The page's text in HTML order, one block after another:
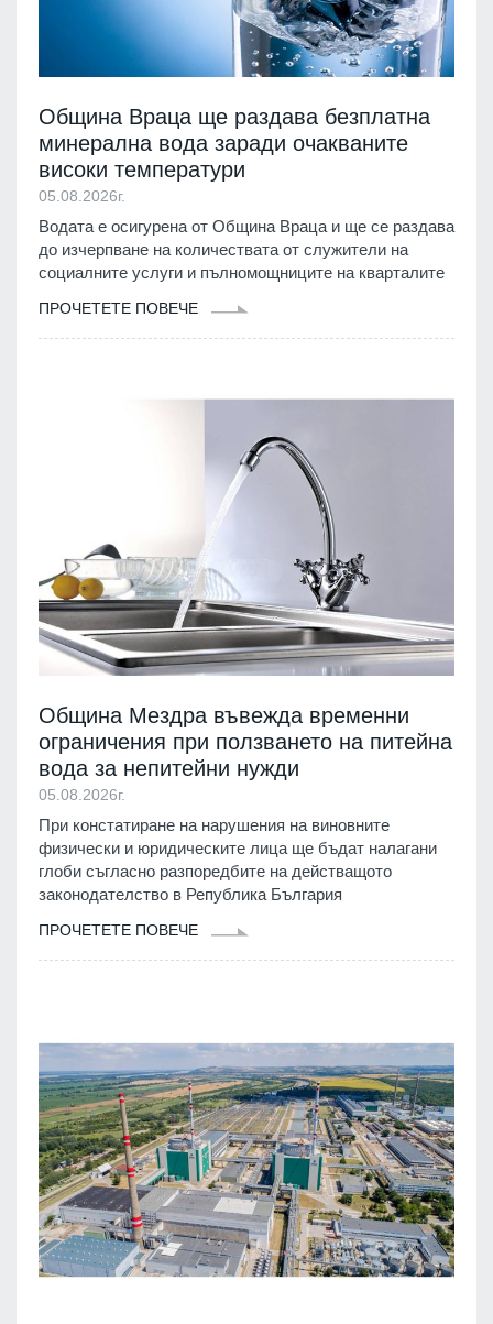
Община Враца ще раздава безплатна
минерална вода заради очакваните
високи температури
05.08.2026г.
Водата е осигурена от Община Враца и ще се раздава
до изчерпване на количествата от служители на
социалните услуги и пълномощниците на кварталите
ПРОЧЕТЕТЕ ПОВЕЧЕ
Община Мездра въвежда временни
ограничения при ползването на питейна
вода за непитейни нужди
05.08.2026г.
При констатиране на нарушения на виновните
физически и юридическите лица ще бъдат налагани
глоби съгласно разпоредбите на действащото
законодателство в Република България
ПРОЧЕТЕТЕ ПОВЕЧЕ